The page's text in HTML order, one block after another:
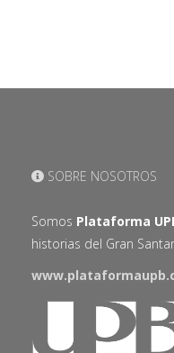
SOBRE NOSOTROS
Somos Plataforma
historias del Gran